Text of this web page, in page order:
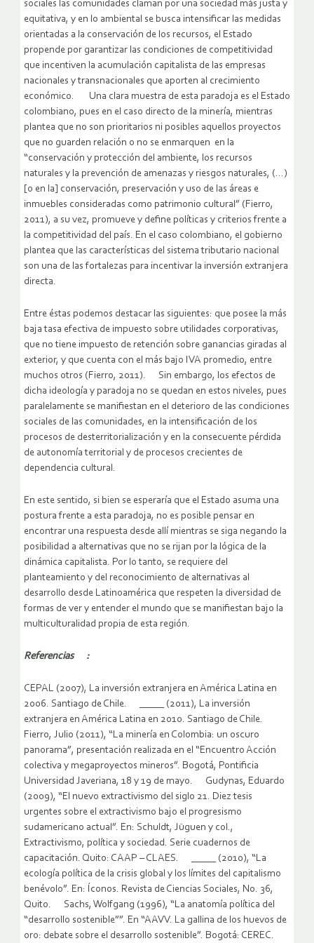
sociales las comunidades claman por una sociedad más justa y
equitativa, y en lo ambiental se busca intensificar las medidas
orientadas a la conservación de los recursos, el Estado
propende por garantizar las condiciones de competitividad
que incentiven la acumulación capitalista de las empresas
nacionales y transnacionales que aporten al crecimiento
económico. Una clara muestra de esta paradoja es el Estado
colombiano, pues en el caso directo de la minería, mientras
plantea que no son prioritarios ni posibles aquellos proyectos
que no guarden relación o no se enmarquen en la
“conservación y protección del ambiente, los recursos
naturales y la prevención de amenazas y riesgos naturales, (…)
[o en la] conservación, preservación y uso de las áreas e
inmuebles consideradas como patrimonio cultural” (Fierro,
2011), a su vez, promueve y define políticas y criterios frente a
la competitividad del país. En el caso colombiano, el gobierno
plantea que las características del sistema tributario nacional
son una de las fortalezas para incentivar la inversión extranjera
directa.
Entre éstas podemos destacar las siguientes: que posee la más
baja tasa efectiva de impuesto sobre utilidades corporativas,
que no tiene impuesto de retención sobre ganancias giradas al
exterior, y que cuenta con el más bajo IVA promedio, entre
muchos otros (Fierro, 2011). Sin embargo, los efectos de
dicha ideología y paradoja no se quedan en estos niveles, pues
paralelamente se manifiestan en el deterioro de las condiciones
sociales de las comunidades, en la intensificación de los
procesos de desterritorialización y en la consecuente pérdida
de autonomía territorial y de procesos crecientes de
dependencia cultural.
En este sentido, si bien se esperaría que el Estado asuma una
postura frente a esta paradoja, no es posible pensar en
encontrar una respuesta desde allí mientras se siga negando la
posibilidad a alternativas que no se rijan por la lógica de la
dinámica capitalista. Por lo tanto, se requiere del
planteamiento y del reconocimiento de alternativas al
desarrollo desde Latinoamérica que respeten la diversidad de
formas de ver y entender el mundo que se manifiestan bajo la
multiculturalidad propia de esta región.
Referencias :
CEPAL (2007), La inversión extranjera en América Latina en
2006. Santiago de Chile. _____ (2011), La inversión
extranjera en América Latina en 2010. Santiago de Chile.
Fierro, Julio (2011), “La minería en Colombia: un oscuro
panorama”, presentación realizada en el “Encuentro Acción
colectiva y megaproyectos mineros”. Bogotá, Pontificia
Universidad Javeriana, 18 y 19 de mayo. Gudynas, Eduardo
(2009), “El nuevo extractivismo del siglo 21. Diez tesis
urgentes sobre el extractivismo bajo el progresismo
sudamericano actual”. En: Schuldt, Jüguen y col.,
Extractivismo, política y sociedad. Serie cuadernos de
capacitación. Quito: CAAP – CLAES. _____ (2010), “La
ecología política de la crisis global y los límites del capitalismo
benévolo”. En: Íconos. Revista de Ciencias Sociales, No. 36,
Quito. Sachs, Wolfgang (1996), “La anatomía política del
“desarrollo sostenible””. En “AAVV. La gallina de los huevos de
oro: debate sobre el desarrollo sostenible”. Bogotá: CEREC.